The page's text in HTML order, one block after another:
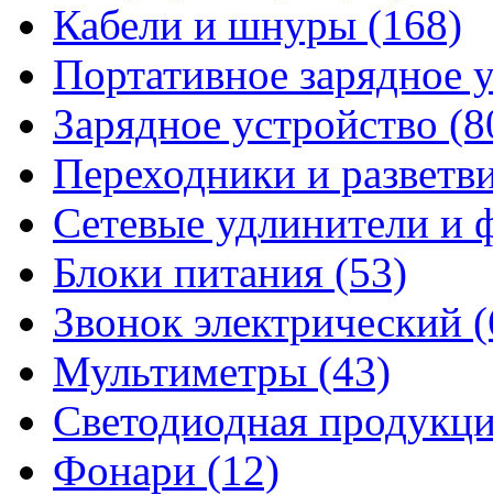
Кабели и шнуры (168)
Портативное зарядное
Зарядное устройство
Переходники и
Сетевые удлинители и
Блоки питания (53)
Звонок электрический
Мультиметры (43)
Светодиодная
Фонари (12)